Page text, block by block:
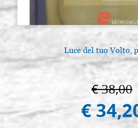
Luce del tuo Volto,
€ 38,00
€